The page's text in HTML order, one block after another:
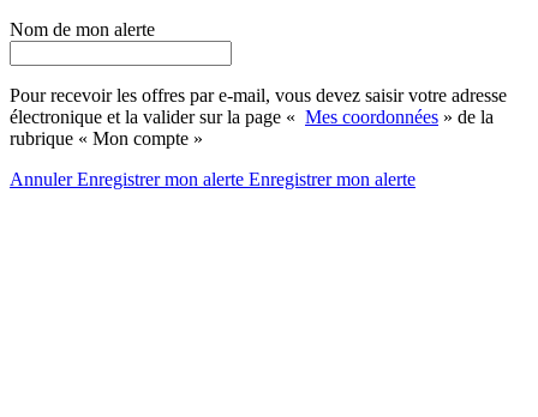
Nom de mon alerte
Pour recevoir les offres par e-mail, vous devez saisir votre adresse
électronique et la valider sur la page « Mes coordonnées » de la
rubrique « Mon compte »
AnnulerEnregistrer mon alerte Enregistrermon alerte